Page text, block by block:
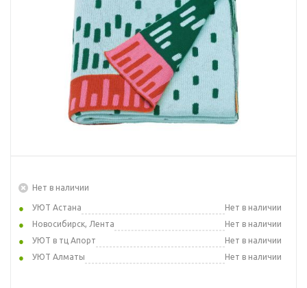
Нет в наличии
УЮТ Астана
Нет в наличии
Новосибирск, Лента
Нет в наличии
УЮТ в тц Апорт
Нет в наличии
УЮТ Алматы
Нет в наличии